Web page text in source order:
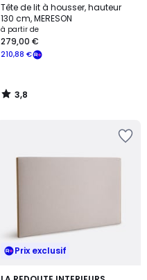
Tête de lit à housser, hauteur
130 cm, MERESON
à partir de
210,88 €
279,00 €
/ 5
3,8
/
Prix exclusif